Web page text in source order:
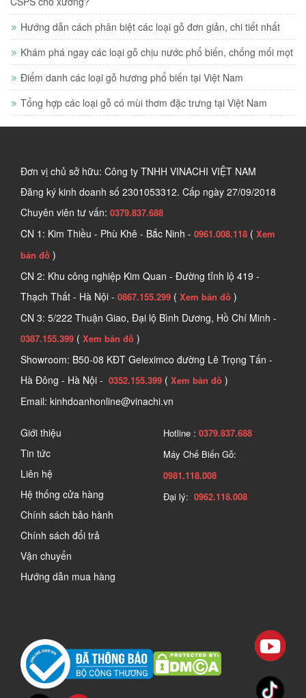
Hướng dẫn cách phân biệt các loại gỗ đơn giản, chi tiết nhất
Khám phá ngay các loại gỗ chịu nước phổ biến, chống mối mọt
Điểm danh các loại gỗ hương phổ biến tại Việt Nam
Tổng hợp các loại gỗ có mùi thơm đặc trưng tại Việt Nam
Đơn vị chủ sở hữu: Công ty TNHH VINACHI VIỆT NAM
Đăng ký kinh doanh số 2301053312. Cấp ngày 27/09/2018
Chuyên viên tư vấn: 0379.837.688
CN 1: Kim Thiều - Phù Khê - Bắc Ninh - 0961.008.118 ( Xem
bản đồ )
CN 2: Khu công nghiệp Kim Quan - Đường tỉnh lộ 419 -
Thạch Thất - Hà Nội - 0867.155.299 ( Xem bản đồ )
CN 3: 5/222 Thuận Giao, Đại lộ Bình Dương, Hồ Chí Minh -
0387.155.399 ( Xem bản đồ )
Showroom: B50-08 KĐT Geleximco đường Lê Trọng Tấn -
Hà Đông - Hà Nội - 0352.155.399 ( Xem bản đồ )
Email: kinhdoanhonline@vinachi.vn
Giới thiệu
Tin tức
Liên hệ
Hệ thống cửa hàng
Chính sách bảo hành
Chính sách đổi trả
Vận chuyển
Hướng dẫn mua hàng
Hotline : 0379.837.688
Máy Chế Biến Gỗ:
0981.118.008
Đại lý: 0962.118.008